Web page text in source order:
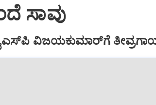
ಸಾವು
ವಿಜಯಕುಮಾರ್‌ಗೆ